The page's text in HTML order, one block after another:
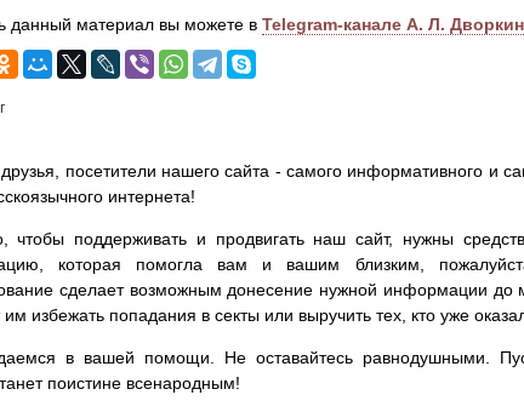
данный материал вы можете в Telegram-канале А. Л.
посетители нашего сайта - самого информативного и
интернета!
чтобы поддерживать и продвигать наш сайт, нужны
которая помогла вам и вашим близким,
сделает возможным донесение нужной информации до
избежать попадания в секты или выручить тех, кто уже
в вашей помощи. Не оставайтесь равнодушными.
поистине всенародным!